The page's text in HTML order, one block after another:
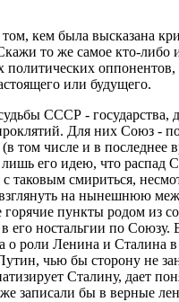
кем была высказана
то же самое кто-либо
или будущего.
СССР - государства,
Для них Союз -
числе и в последнее
лишь его идею, что
таковым смириться,
взглянуть на нынешнюю
горячие пункты родом из
ностальгии по Союзу.
о роли Ленина и Сталина
чью бы сторону не
Сталину, дает
записали бы в верные